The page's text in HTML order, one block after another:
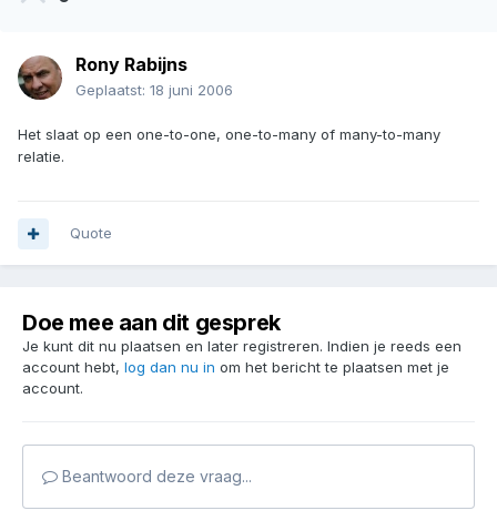
Rony Rabijns
Geplaatst: 18 juni 2006
Het slaat op een one-to-one, one-to-many of many-to-many
relatie.
Quote
Doe mee aan dit gesprek
Je kunt dit nu plaatsen en later registreren. Indien je reeds een
account hebt, log dan nu in om het bericht te plaatsen met je
account.
Beantwoord deze vraag...